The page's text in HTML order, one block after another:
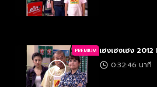
PREMIUM เฮงเฮงเฮง 2012
0:32:46 นาที